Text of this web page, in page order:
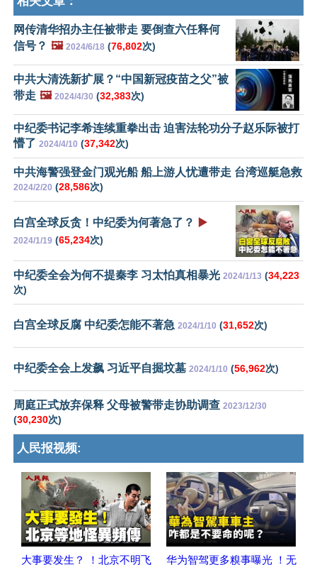
网传清华招办主任被带走 要倒查六任释何
信号？ 🖼️ 2024/6/18 (76,802次)
中共大清洗新扩展？“中国新冠疫苗之父”被
带走 🖼️ 2024/4/30 (32,383次)
中纪委书记李希连续重拳出击 迫害法轮功分子赵乐际被打
懵了 2024/4/10 (37,342次)
中共海警强登金门观光船 船上游人忧遭带走 台湾巡艇急救
2024/2/20 (28,586次)
白宫全球反贪！中纪委为何著急了？ ▶️
2024/1/19 (65,234次)
中纪委全会为何不提秦李 习太怕真相暴光 2024/1/13 (34,223
次)
白宫全球反腐 中纪委怎能不著急 2024/1/10 (31,652次)
中纪委全会上发飙 习近平自掘坟墓 2024/1/10 (56,962次)
周庭正式放弃保释 父母被警带走协助调查 2023/12/30
(30,230次)
人民报视频:
大事要发生？ ！北京不明飞
华为智驾更多糗事曝光 ！无